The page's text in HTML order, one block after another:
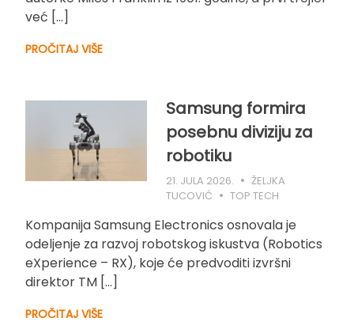
već […]
PROČITAJ VIŠE
Samsung formira
posebnu diviziju za
robotiku
21. JULA 2026.
ŽELJKA
TUCOVIĆ
TOP TECH
Kompanija Samsung Electronics osnovala je
odeljenje za razvoj robotskog iskustva (Robotics
eXperience – RX), koje će predvoditi izvršni
direktor TM […]
PROČITAJ VIŠE